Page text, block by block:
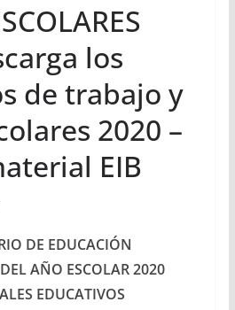
los
de trabajo y
2020 –
EIB
DE EDUCACIÓN
AÑO ESCOLAR 2020
EDUCATIVOS